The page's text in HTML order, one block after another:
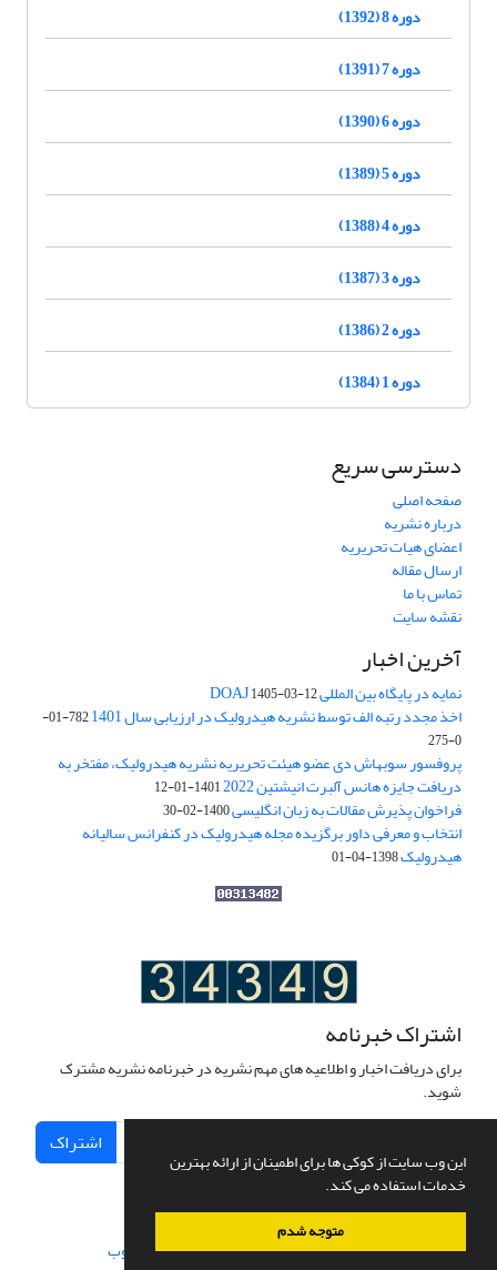
این وب سایت از کوکی ها برای اطمینان از ارائه بهترین
خدمات استفاده می کند.
متوجه شدم
دوره 8 (1392)
دوره 7 (1391)
دوره 6 (1390)
دوره 5 (1389)
دوره 4 (1388)
دوره 3 (1387)
دوره 2 (1386)
دوره 1 (1384)
دسترسی سریع
صفحه اصلی
درباره نشریه
اعضای هیات تحریریه
ارسال مقاله
تماس با ما
نقشه سایت
آخرین اخبار
نمایه در پایگاه بین المللی DOAJ1405-03-12
اخذ مجدد رتبه الف توسط نشریه هیدرولیک در ارزیابی سال 1401
782-01-
0-275
پروفسور سوبهاش دی عضو هیئت تحریریه نشریه هیدرولیک، مفتخر به
دریافت جایزه هانس آلبرت انیشتین 2022 1401-01-12
فراخوان پذیرش مقالات به زبان انگلیسی1400-02-30
انتخاب و معرفی داور برگزیده مجله هیدرولیک در کنفرانس سالیانه
هیدرولیک1398-04-01
اشتراک خبرنامه
برای دریافت اخبار و اطلاعیه های مهم نشریه در خبرنامه نشریه مشترک
شوید.
اشتراک
سامانه مدیریت نشریات علمی.طراحی و پیاده سازی از سیناوب